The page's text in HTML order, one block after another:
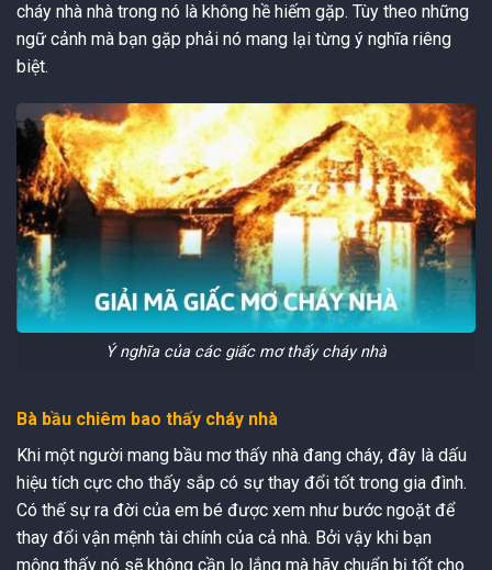
cháy nhà nhà trong nó là không hề hiếm gặp. Tùy theo những
ngữ cảnh mà bạn gặp phải nó mang lại từng ý nghĩa riêng
biệt.
Ý nghĩa của các giấc mơ thấy cháy nhà
Bà bầu chiêm bao thấy cháy nhà
Khi một người mang bầu mơ thấy nhà đang cháy, đây là dấu
hiệu tích cực cho thấy sắp có sự thay đổi tốt trong gia đình.
Có thế sự ra đời của em bé được xem như bước ngoặt để
thay đổi vận mệnh tài chính của cả nhà. Bởi vậy khi bạn
mộng thấy nó sẽ không cần lo lắng mà hãy chuẩn bị tốt cho